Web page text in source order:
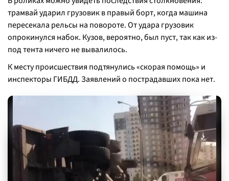
трамвай ударил грузовик в правый борт, когда машина
пересекала рельсы на повороте. От удара грузовик
опрокинулся набок. Кузов, вероятно, был пуст, так как из-
под тента ничего не вывалилось.
К месту происшествия подтянулись «скорая помощь» и
инспекторы ГИБДД. Заявлений о пострадавших пока нет.